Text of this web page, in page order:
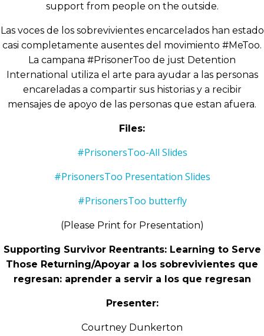
support from people on the outside.
Las voces de los sobrevivientes encarcelados han estado
casi completamente ausentes del movimiento #MeToo.
La campana #PrisonerToo de just Detention
International utiliza el arte para ayudar a las personas
encareladas a compartir sus historias y a recibir
mensajes de apoyo de las personas que estan afuera.
Files:
#PrisonersToo-All Slides
#PrisonersToo Presentation Slides
#PrisonersToo butterfly
(Please Print for Presentation)
Supporting Survivor Reentrants: Learning to Serve
Those Returning/Apoyar a los sobrevivientes que
regresan: aprender a servir a los que regresan
Presenter:
Courtney Dunkerton